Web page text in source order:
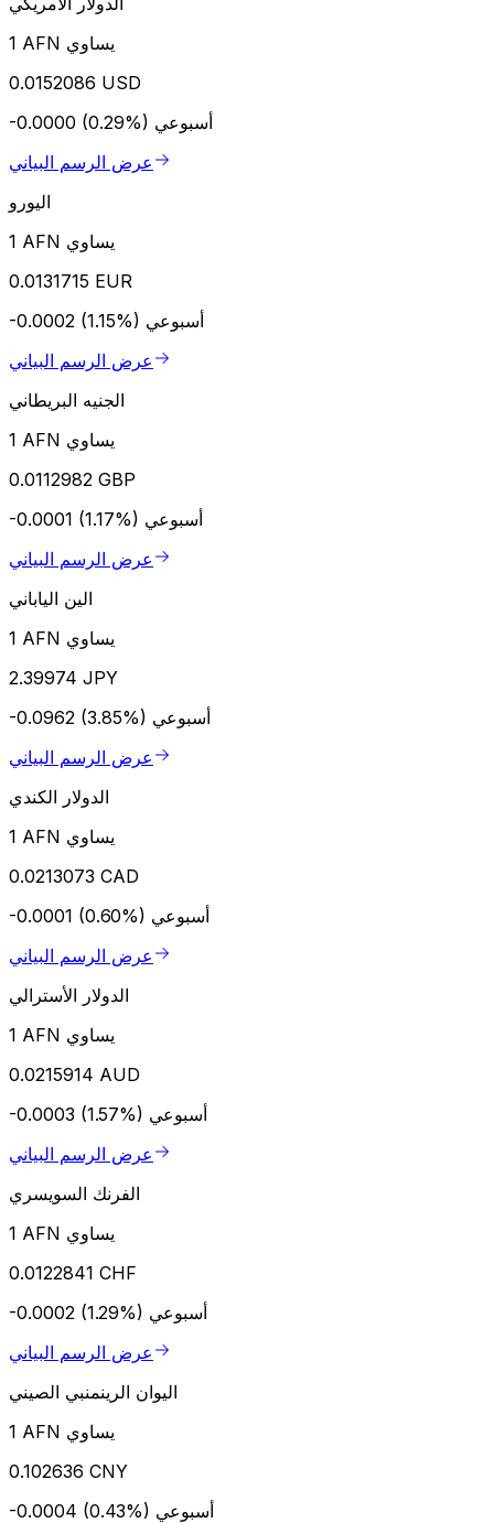
1 AFN يساوي
0.0152086 USD
-0.0000 (0.29%) أسبوعي
عرض الرسم البياني
اليورو
1 AFN يساوي
0.0131715 EUR
-0.0002 (1.15%) أسبوعي
عرض الرسم البياني
الجنيه البريطاني
1 AFN يساوي
0.0112982 GBP
-0.0001 (1.17%) أسبوعي
عرض الرسم البياني
الين الياباني
1 AFN يساوي
2.39974 JPY
-0.0962 (3.85%) أسبوعي
عرض الرسم البياني
الدولار الكندي
1 AFN يساوي
0.0213073 CAD
-0.0001 (0.60%) أسبوعي
عرض الرسم البياني
الدولار الأسترالي
1 AFN يساوي
0.0215914 AUD
-0.0003 (1.57%) أسبوعي
عرض الرسم البياني
الفرنك السويسري
1 AFN يساوي
0.0122841 CHF
-0.0002 (1.29%) أسبوعي
عرض الرسم البياني
اليوان الرينمنبي الصيني
1 AFN يساوي
0.102636 CNY
-0.0004 (0.43%) أسبوعي